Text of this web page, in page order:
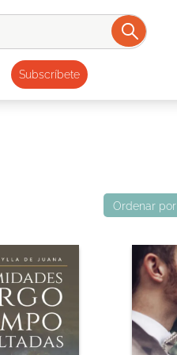
Subscríbete
Ordenar por